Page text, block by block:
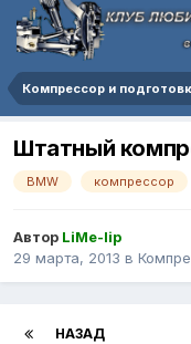
Компресcор и
Штатный
BMW компрессор
Автор LiMe-lip
29 марта, 2013 в
НАЗАД